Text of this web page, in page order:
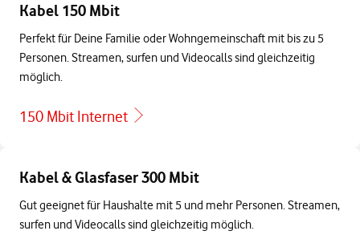
Kabel 150 Mbit
Perfekt für Deine Familie oder Wohngemeinschaft mit bis zu 5
Personen. Streamen, surfen und Videocalls sind gleichzeitig
möglich.
150 Mbit Internet
Kabel & Glasfaser 300 Mbit
Gut geeignet für Haushalte mit 5 und mehr Personen. Streamen,
surfen und Videocalls sind gleichzeitig möglich.